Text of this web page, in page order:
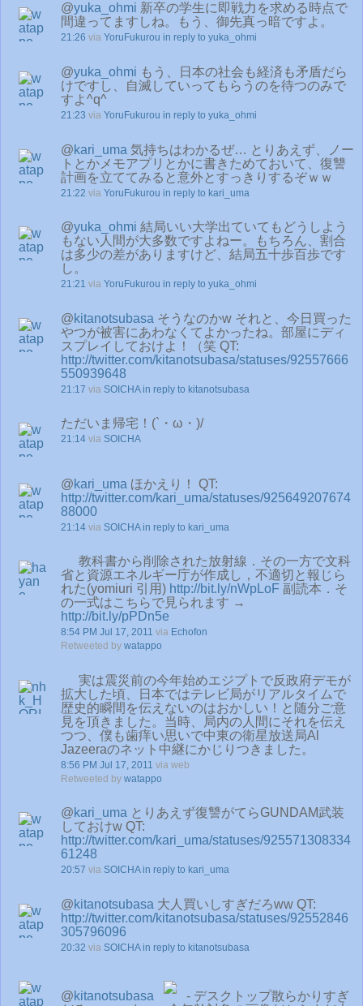
@yuka_ohmi 新卒の学生に即戦力を求める時点で
間違ってますしね。もう、御先真っ暗ですよ。
21:26 via YoruFukurou in reply to yuka_ohmi
@yuka_ohmi もう、日本の社会も経済も矛盾だら
けですし、自滅していってもらうのを待つのみで
すよ^q^
21:23 via YoruFukurou in reply to yuka_ohmi
@kari_uma 気持ちはわかるぜ… とりあえず、ノー
トとかメモアプリとかに書きためておいて、復讐
計画を立ててみると意外とすっきりするぞｗｗ
21:22 via YoruFukurou in reply to kari_uma
@yuka_ohmi 結局いい大学出ていてもどうしよう
もない人間が大多数ですよねー。もちろん、割合
は多少の差がありますけど、結局五十歩百歩です
し。
21:21 via YoruFukurou in reply to yuka_ohmi
@kitanotsubasa そうなのかw それと、今日買った
やつが被害にあわなくてよかったね。部屋にディ
スプレイしておけよ！（笑 QT:
http://twitter.com/kitanotsubasa/statuses/92557666
550939648
21:17 via SOICHA in reply to kitanotsubasa
ただいま帰宅！(`・ω・)/
21:14 via SOICHA
@kari_uma ほかえり！ QT:
http://twitter.com/kari_uma/statuses/925649207674
88000
21:14 via SOICHA in reply to kari_uma
教科書から削除された放射線．その一方で文科
省と資源エネルギー庁が作成し，不適切と報じら
れた(yomiuri 引用) http://bit.ly/nWpLoF 副読本．そ
の一式はこちらで見られます →
http://bit.ly/pPDn5e
8:54 PM Jul 17, 2011 via Echofon
Retweeted by watappo
実は震災前の今年始めエジプトで反政府デモが
拡大した頃、日本ではテレビ局がリアルタイムで
歴史的瞬間を伝えないのはおかしい！と随分ご意
見を頂きました。当時、局内の人間にそれを伝え
つつ、僕も歯痒い思いで中東の衛星放送局Al
Jazeeraのネット中継にかじりつきました。
8:56 PM Jul 17, 2011 via web
Retweeted by watappo
@kari_uma とりあえず復讐がてらGUNDAM武装
しておけw QT:
http://twitter.com/kari_uma/statuses/925571308334
61248
20:57 via SOICHA in reply to kari_uma
@kitanotsubasa 大人買いしすぎだろww QT:
http://twitter.com/kitanotsubasa/statuses/92552846
305796096
20:32 via SOICHA in reply to kitanotsubasa
@kitanotsubasa
- デスクトップ散らかりすぎ